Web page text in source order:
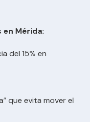
Mérida:
del 15% en
que evita mover el